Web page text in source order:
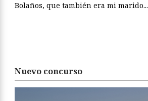
Bolaños, que también era mi marido...
Nuevo concurso